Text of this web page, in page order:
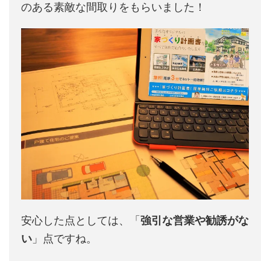
のある素敵な間取りをもらいました！
安心した点としては、「強引な営業や勧誘がな
い 」点ですね。